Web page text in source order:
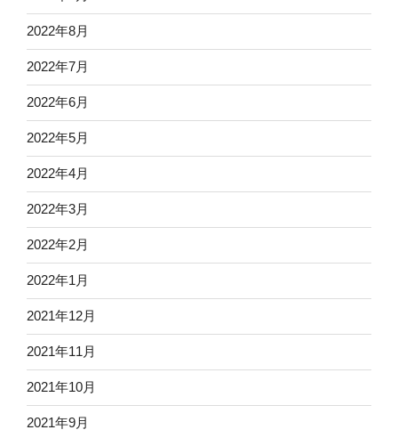
2022年8月
2022年7月
2022年6月
2022年5月
2022年4月
2022年3月
2022年2月
2022年1月
2021年12月
2021年11月
2021年10月
2021年9月